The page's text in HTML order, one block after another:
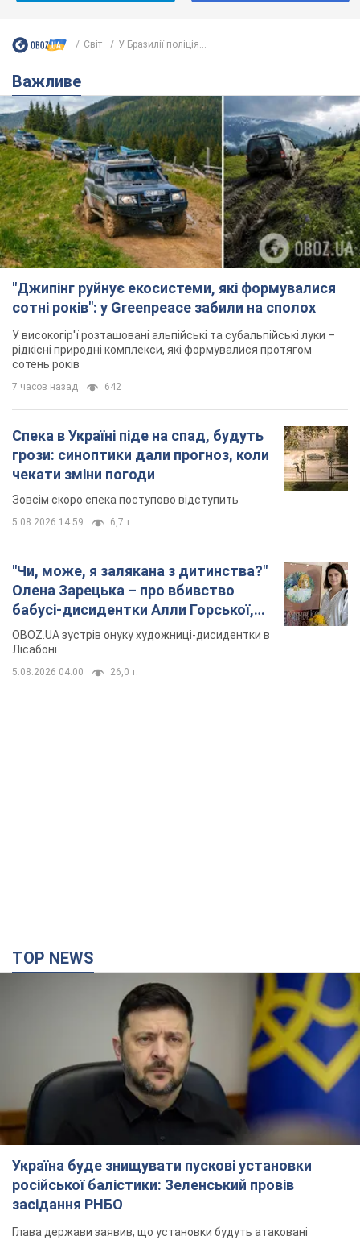
Світ У Бразилії поліція...
Важливе
"Джипінг руйнує екосистеми, які формувалися
сотні років": у Greenpeace забили на сполох
У високогір'ї розташовані альпійські та субальпійські луки –
рідкісні природні комплекси, які формувалися протягом
сотень років
7 часов назад 642
Спека в Україні піде на спад, будуть
грози: синоптики дали прогноз, коли
чекати зміни погоди
Зовсім скоро спека поступово відступить
5.08.2026 14:59 6,7 т.
"Чи, може, я залякана з дитинства?"
Олена Зарецька – про вбивство
бабусі-дисидентки Алли Горської,
критику Дмитра Стуса та втечу в
Португалію з 5 дітьми
OBOZ.UA зустрів онуку художниці-дисидентки в
Лісабоні
5.08.2026 04:00 26,0 т.
TOP NEWS
Україна буде знищувати пускові установки
російської балістики: Зеленський провів
засідання РНБО
Глава держави заявив, що установки будуть атаковані